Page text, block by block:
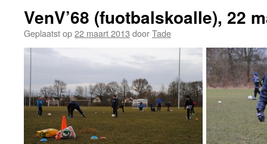
VenV’68 (fuotbalskoalle), 22
Geplaatst op22 maart 2013 doorTade